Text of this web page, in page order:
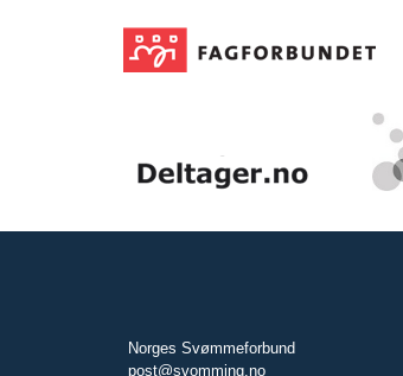
Norges Svømmeforbund
post@svomming.no